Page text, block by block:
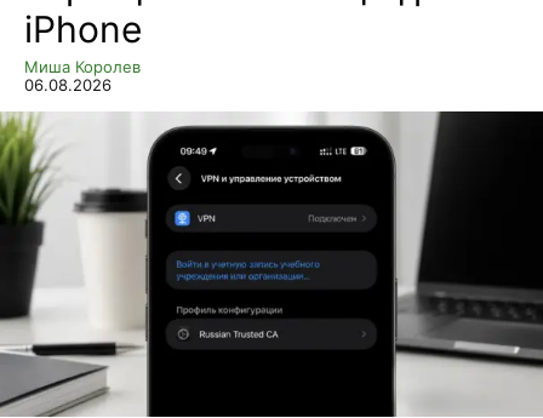
iPhone
Миша Королев
06.08.2026